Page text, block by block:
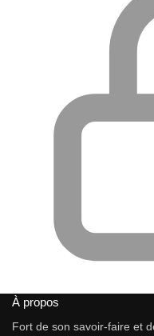
À propos
Fort de son savoir-faire et